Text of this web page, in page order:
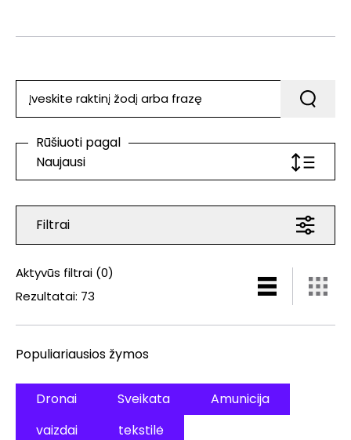
Naujausi
Rūšiuoti pagal
Filtrai
Aktyvūs filtrai (0)
Rezultatai: 73
Populiariausios žymos
Dronai Sveikata
Amunicija
vaizdai
tekstilė